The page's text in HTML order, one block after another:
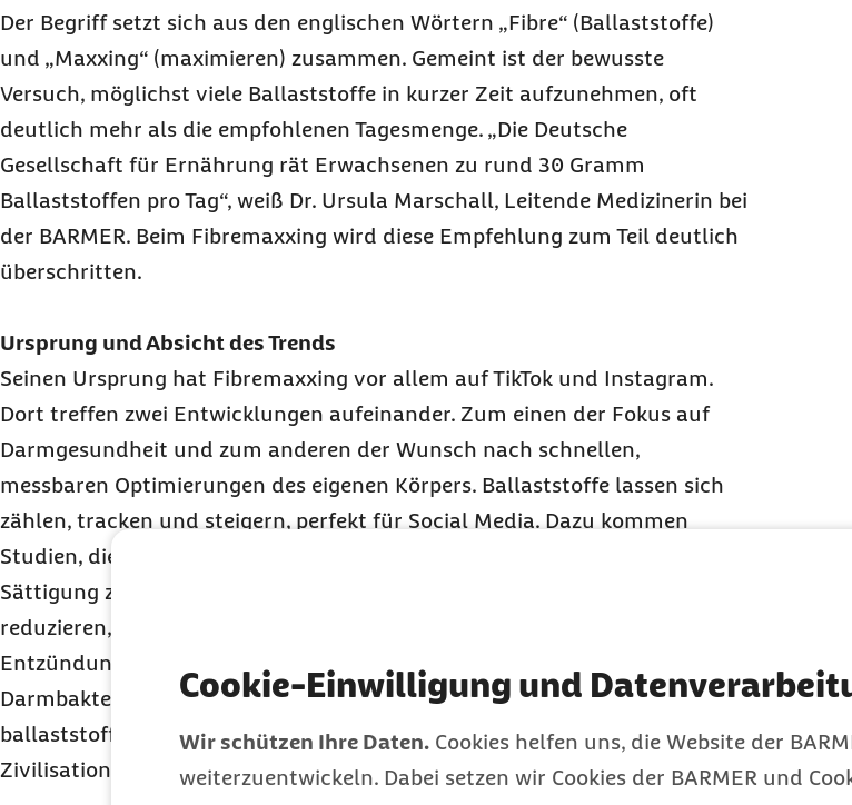
Cookie-Einwilligung und
Wir schützen Ihre Daten. Cookies helfen uns, die Website der
weiterzuentwickeln. Dabei setzen wir Cookies der BARMER und
Der Begriff setzt sich aus den englischen Wörtern „Fibre“ (Ballaststoffe)
und „Maxxing“ (maximieren) zusammen. Gemeint ist der bewusste
Versuch, möglichst viele Ballaststoffe in kurzer Zeit aufzunehmen, oft
deutlich mehr als die empfohlenen Tagesmenge. „Die Deutsche
Gesellschaft für Ernährung rät Erwachsenen zu rund 30 Gramm
Ballaststoffen pro Tag“, weiß Dr. Ursula Marschall, Leitende Medizinerin bei
der BARMER. Beim Fibremaxxing wird diese Empfehlung zum Teil deutlich
überschritten.
Ursprung und Absicht des Trends
Seinen Ursprung hat Fibremaxxing vor allem auf TikTok und Instagram.
Dort treffen zwei Entwicklungen aufeinander. Zum einen der Fokus auf
Darmgesundheit und zum anderen der Wunsch nach schnellen,
messbaren Optimierungen des eigenen Körpers. Ballaststoffe lassen sich
zählen, tracken und steigern, perfekt für Social Media. Dazu kommen
Studien, die einen positiven Effekt auf Blutzucker, Cholesterin und
Sättigung zeigen. Ziel ist es, die Verdauung zu verbessern, Heißhunger zu
reduzieren, den Blutzucker stabil zu halten und langfristig sogar
Entzündungen zu senken. „Ballaststoffe sind Nahrung für unsere
Darmbakterien und spielen eine zentrale Rolle für die Gesundheit. Ein
ballaststoffreicher Speiseplan kann das Risiko für viele
Zivilisationskrankheiten senken“, erklärt die Medizinerin.